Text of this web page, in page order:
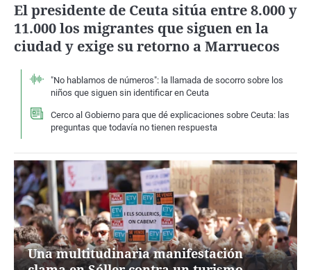
El presidente de Ceuta sitúa entre 8.000 y
11.000 los migrantes que siguen en la
ciudad y exige su retorno a Marruecos
"No hablamos de números": la llamada de socorro sobre los
niños que siguen sin identificar en Ceuta
Cerco al Gobierno para que dé explicaciones sobre Ceuta: las
preguntas que todavía no tienen respuesta
Una multitudinaria manifestación